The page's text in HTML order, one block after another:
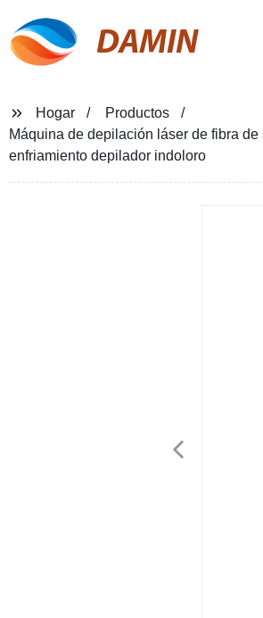
DAMIN
Hogar
Productos
Máquina de depilación láser de fibra
enfriamiento depilador indoloro